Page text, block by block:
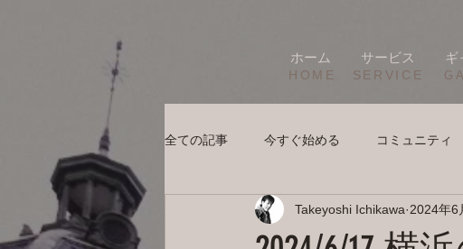
ホーム サービス ギ
HOME SERVICE
全ての記事 今すぐ始める コミュニティ
Takeyoshi Ichikawa 2024年6